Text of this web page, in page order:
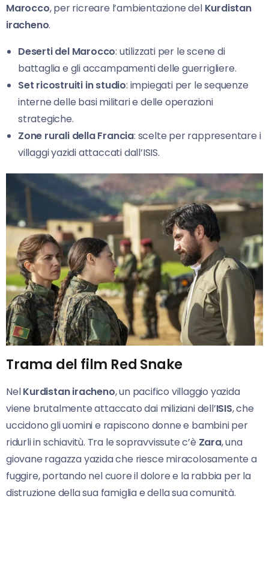
Marocco, per ricreare l’ambientazione del Kurdistan
iracheno.
Deserti del Marocco: utilizzati per le scene di
battaglia e gli accampamenti delle guerrigliere.
Set ricostruiti in studio: impiegati per le sequenze
interne delle basi militari e delle operazioni
strategiche.
Zone rurali della Francia: scelte per rappresentare i
villaggi yazidi attaccati dall’ISIS.
Trama del film Red Snake
NelKurdistan iracheno, un pacifico villaggio yazida
viene brutalmente attaccato dai miliziani dell’ISIS, che
uccidono gli uomini e rapiscono donne e bambini per
ridurli in schiavitù. Tra le sopravvissute c’è Zara, una
giovane ragazza yazida che riesce miracolosamente a
fuggire, portando nel cuore il dolore e la rabbia per la
distruzione della sua famiglia e della sua comunità.